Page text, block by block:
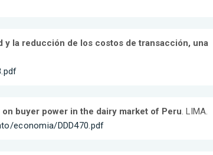
y la reducción de los costos de transacción, una
buyer power in the dairy market of Peru. LIMA.
economia/DDD470.pdf